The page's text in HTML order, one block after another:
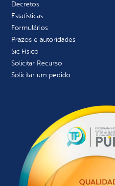
Decretos
Estatísticas
Formulários
Prazos e autoridades
Sic Físico
Solicitar Recurso
Solicitar um pedido